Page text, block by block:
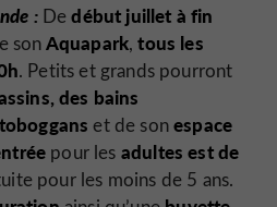
: Dedébut juillet à fin
sonAquapark,tous les
. Petits et grands pourront
des bains
et de sonespace
pour les adultes est de
pour les moins de 5 ans.